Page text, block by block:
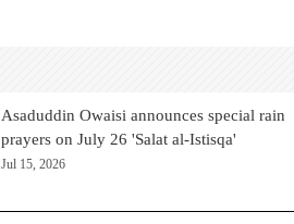
Asaduddin Owaisi announces special rain
prayers on July 26 'Salat al-Istisqa'
Jul 15, 2026